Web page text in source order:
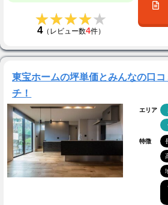
★★★★★
★★★★★
4（レビュー数4件）
東宝ホームの坪単価とみんなの口
チ！
エリア
特徴